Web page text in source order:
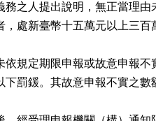
務之人提出說明，無正當理由
，處新臺幣十五萬元以上三百
依規定期限申報或故意申報不
下罰鍰。其故意申報不實之數